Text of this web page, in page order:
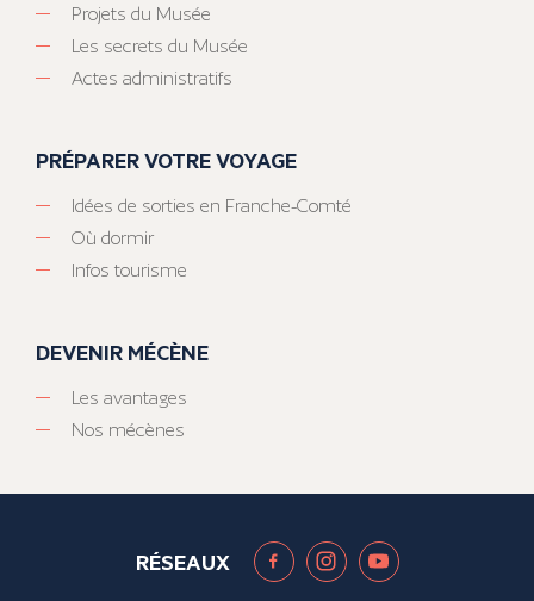
Projets du Musée
Les secrets du Musée
Actes administratifs
PRÉPARER VOTRE VOYAGE
Idées de sorties en Franche-Comté
Où dormir
Infos tourisme
DEVENIR MÉCÈNE
Les avantages
Nos mécènes
RÉSEAUX